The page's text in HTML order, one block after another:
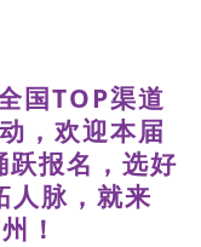
国TOP渠道
，欢迎本届
报名，选好
人脉，就来
！